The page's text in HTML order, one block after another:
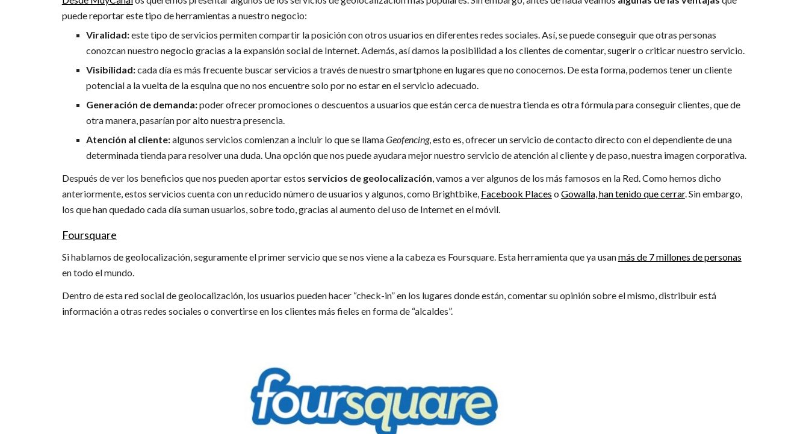
puede reportar este tipo de herramientas a nuestro negocio:
Viralidad:este tipo de servicios permiten compartir la posición con otros usuarios en diferentes redes sociales. Así, se puede conseguir que otras personas
conozcan nuestro negocio gracias a la expansión social de Internet. Además, así damos la posibilidad a los clientes de comentar, sugerir o criticar nuestro servicio.
Visibilidad:cada día es más frecuente buscar servicios a través de nuestro smartphone en lugares que no conocemos. De esta forma, podemos tener un cliente
potencial a la vuelta de la esquina que no nos encuentre solo por no estar en el servicio adecuado.
Generación de demanda:poder ofrecer promociones o descuentos a usuarios que están cerca de nuestra tienda es otra fórmula para conseguir clientes, que de
otra manera, pasarían por alto nuestra presencia.
Atención al cliente:algunos servicios comienzan a incluir lo que se llamaGeofencing, esto es, ofrecer un servicio de contacto directo con el dependiente de una
determinada tienda para resolver una duda. Una opción que nos puede ayudara mejor nuestro servicio de atención al cliente y de paso, nuestra imagen corporativa.
Después de ver los beneficios que nos pueden aportar estos servicios de geolocalización, vamos a ver algunos de los más famosos en la Red. Como hemos dicho
anteriormente, estos servicios cuenta con un reducido número de usuarios y algunos, como Brightbike, Facebook Places o Gowalla, han tenido que cerrar. Sin embargo,
los que han quedado cada día suman usuarios, sobre todo, gracias al aumento del uso de Internet en el móvil.
Foursquare
Si hablamos de geolocalización, seguramente el primer servicio que se nos viene a la cabeza es Foursquare. Esta herramienta que ya usanmás de 7 millones de personas
en todo el mundo.
Dentro de esta red social de geolocalización, los usuarios pueden hacer “check-in” en los lugares donde están, comentar su opinión sobre el mismo, distribuir está
información a otras redes sociales o convertirse en los clientes más fieles en forma de “alcaldes”.